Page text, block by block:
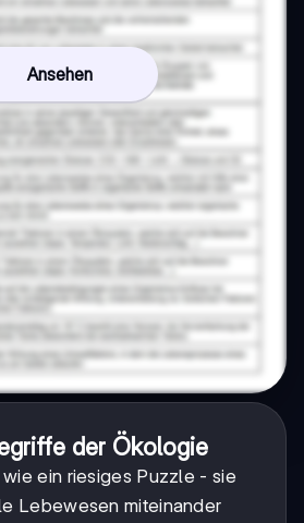
Ansehen
der Ökologie
wie ein riesiges Puzzle - sie
Lebewesen miteinander